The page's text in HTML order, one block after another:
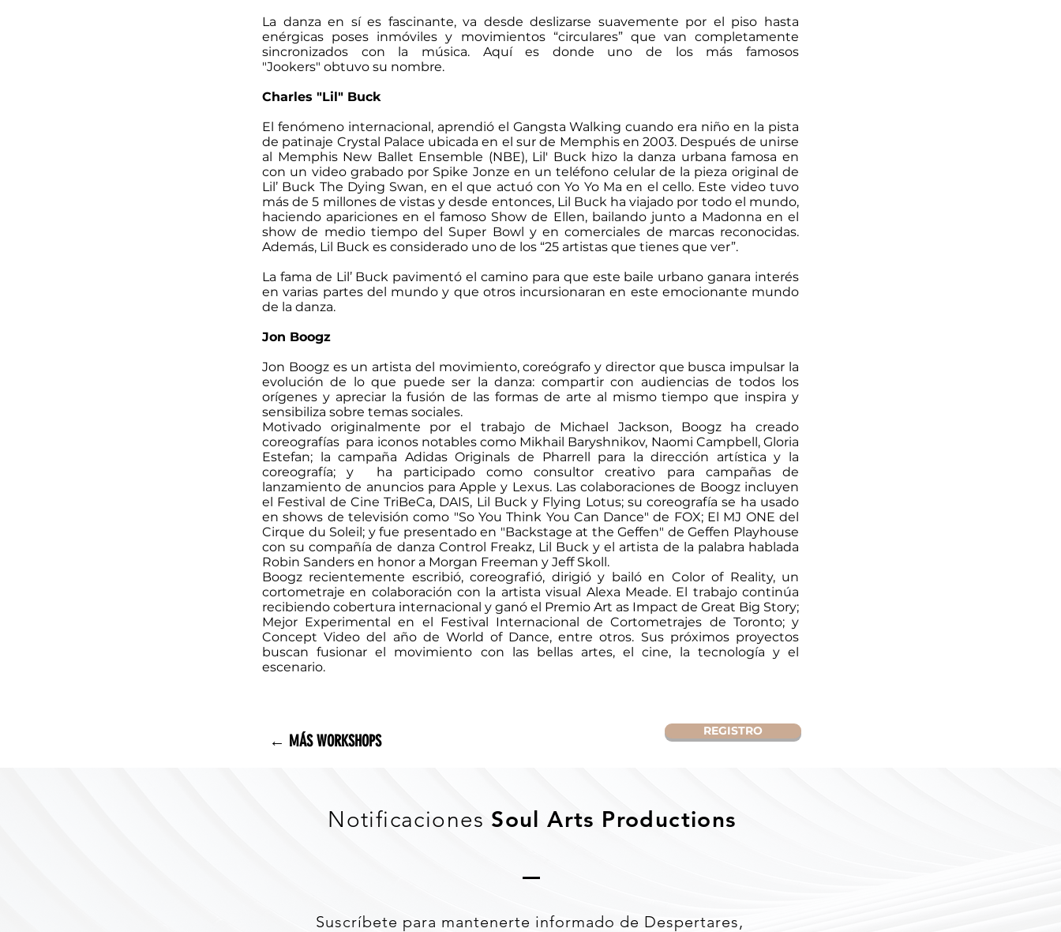
La danza en sí es fascinante, va desde deslizarse suavemente por el piso hasta
enérgicas poses inmóviles y movimientos “circulares” que van completamente
sincronizados con la música. Aquí es donde uno de los más famosos
"Jookers" obtuvo su nombre.
Charles "Lil" Buck
El fenómeno internacional, aprendió el Gangsta Walking cuando era niño en la pista
de patinaje Crystal Palace ubicada en el sur de Memphis en 2003. Después de unirse
al Memphis New Ballet Ensemble (NBE), Lil' Buck hizo la danza urbana famosa en
con un video grabado por Spike Jonze en un teléfono celular de la pieza original de
Lil’ Buck The Dying Swan, en el que actuó con Yo Yo Ma en el cello. Este video tuvo
más de 5 millones de vistas y desde entonces, Lil Buck ha viajado por todo el mundo,
haciendo apariciones en el famoso Show de Ellen, bailando junto a Madonna en el
show de medio tiempo del Super Bowl y en comerciales de marcas reconocidas.
Además, Lil Buck es considerado uno de los “25 artistas que tienes que ver”.
La fama de Lil’ Buck pavimentó el camino para que este baile urbano ganara interés
en varias partes del mundo y que otros incursionaran en este emocionante mundo
de la danza.
Jon Boogz
Jon Boogz es un artista del movimiento, coreógrafo y director que busca impulsar la
evolución de lo que puede ser la danza: compartir con audiencias de todos los
orígenes y apreciar la fusión de las formas de arte al mismo tiempo que inspira y
sensibiliza sobre temas sociales.
Motivado originalmente por el trabajo de Michael Jackson, Boogz ha creado
coreografías para iconos notables como Mikhail Baryshnikov, Naomi Campbell, Gloria
Estefan; la campaña Adidas Originals de Pharrell para la dirección artística y la
coreografía; y ha participado como consultor creativo para campañas de
lanzamiento de anuncios para Apple y Lexus. Las colaboraciones de Boogz incluyen
el Festival de Cine TriBeCa, DAIS, Lil Buck y Flying Lotus; su coreografía se ha usado
en shows de televisión como "So You Think You Can Dance" de FOX; El MJ ONE del
Cirque du Soleil; y fue presentado en "Backstage at the Geffen" de Geffen Playhouse
con su compañía de danza Control Freakz, Lil Buck y el artista de la palabra hablada
Robin Sanders en honor a Morgan Freeman y Jeff Skoll.
Boogz recientemente escribió, coreografió, dirigió y bailó en Color of Reality, un
cortometraje en colaboración con la artista visual Alexa Meade. El trabajo continúa
recibiendo cobertura internacional y ganó el Premio Art as Impact de Great Big Story;
Mejor Experimental en el Festival Internacional de Cortometrajes de Toronto; y
Concept Video del año de World of Dance, entre otros. Sus próximos proyectos
buscan fusionar el movimiento con las bellas artes, el cine, la tecnología y el
escenario.
← MÁS WORKSHOPS
REGISTRO
Notificaciones Soul Arts Productions
Suscríbete para mantenerte informado de Despertares,